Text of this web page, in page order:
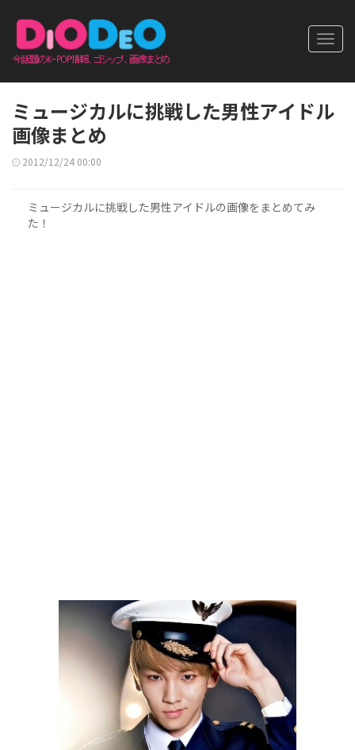
ミュージカルに挑戦した男性アイドル
画像まとめ
2012/12/24 00:00
ミュージカルに挑戦した男性アイドルの画像をまとめてみ
た！